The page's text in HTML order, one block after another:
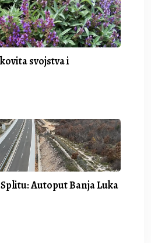
svojstva i
Autoput Banja Luka